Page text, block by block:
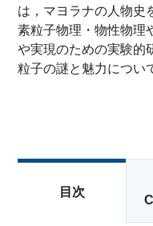
は，マヨラナの人物史
素粒子物理・物性物理
や実現のための実験的
粒子の謎と魅力につい
目次